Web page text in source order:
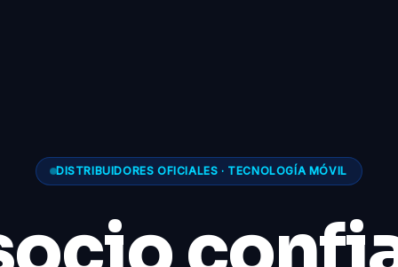
DISTRIBUIDORES OFICIALES · TECNOLOGÍA MÓVIL